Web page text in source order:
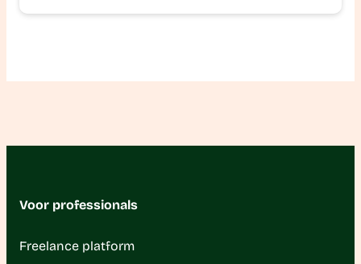
Voor professionals
Freelance platform